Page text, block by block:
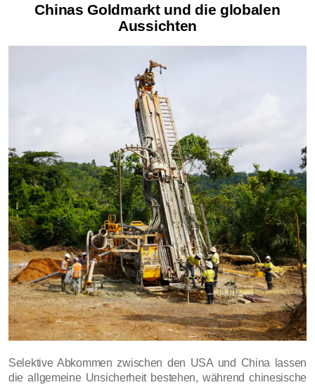
Chinas Goldmarkt und die globalen
Aussichten
Selektive Abkommen zwischen den USA und China lassen
die allgemeine Unsicherheit bestehen, während chinesische